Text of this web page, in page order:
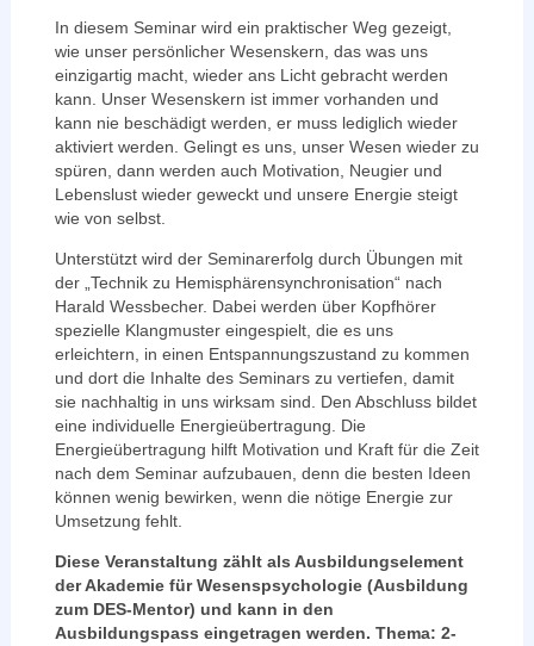
In diesem Seminar wird ein praktischer Weg gezeigt,
wie unser persönlicher Wesenskern, das was uns
einzigartig macht, wieder ans Licht gebracht werden
kann. Unser Wesenskern ist immer vorhanden und
kann nie beschädigt werden, er muss lediglich wieder
aktiviert werden. Gelingt es uns, unser Wesen wieder zu
spüren, dann werden auch Motivation, Neugier und
Lebenslust wieder geweckt und unsere Energie steigt
wie von selbst.
Unterstützt wird der Seminarerfolg durch Übungen mit
der „Technik zu Hemisphärensynchronisation“ nach
Harald Wessbecher. Dabei werden über Kopfhörer
spezielle Klangmuster eingespielt, die es uns
erleichtern, in einen Entspannungszustand zu kommen
und dort die Inhalte des Seminars zu vertiefen, damit
sie nachhaltig in uns wirksam sind. Den Abschluss bildet
eine individuelle Energieübertragung. Die
Energieübertragung hilft Motivation und Kraft für die Zeit
nach dem Seminar aufzubauen, denn die besten Ideen
können wenig bewirken, wenn die nötige Energie zur
Umsetzung fehlt.
Diese Veranstaltung zählt als Ausbildungselement
der Akademie für Wesenspsychologie (Ausbildung
zum DES-Mentor) und kann in den
Ausbildungspass eingetragen werden. Thema: 2-